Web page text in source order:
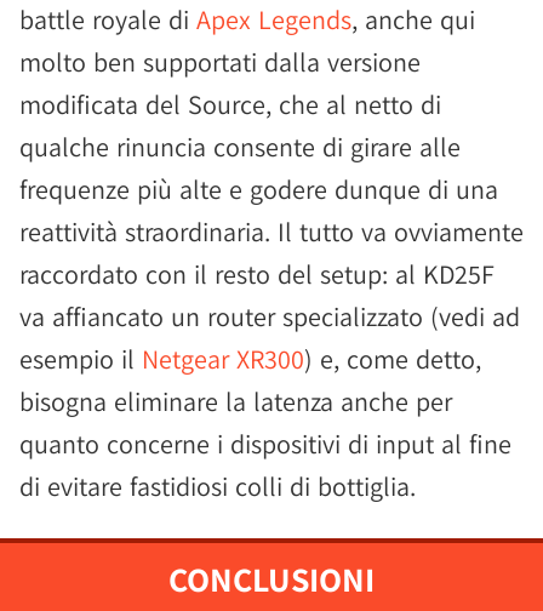
battle royale di Apex Legends, anche qui
molto ben supportati dalla versione
modificata del Source, che al netto di
qualche rinuncia consente di girare alle
frequenze più alte e godere dunque di una
reattività straordinaria. Il tutto va ovviamente
raccordato con il resto del setup: al KD25F
va affiancato un router specializzato (vedi ad
esempio il Netgear XR300) e, come detto,
bisogna eliminare la latenza anche per
quanto concerne i dispositivi di input al fine
di evitare fastidiosi colli di bottiglia.
CONCLUSIONI